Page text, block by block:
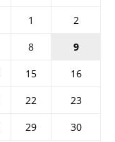
1
2
8
9
15
16
22
23
29
30